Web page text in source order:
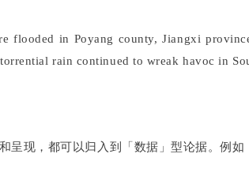
flooded in Poyang county, Jiangxi
rain continued to wreak havoc in
呈现，都可以归入到「数据」型论据。例如